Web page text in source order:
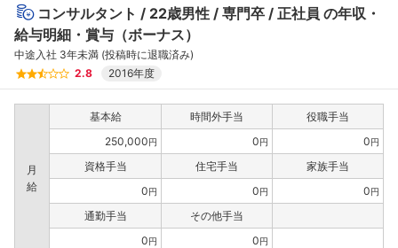
コンサルタント 22歳男性 専門卒 正社員 の年収・
給与明細・賞与（ボーナス）
中途入社 3年未満 (投稿時に退職済み)
2.8
2016年度
月
給
基本給 時間外手当
役職手当
250,000円 0円 0円
資格手当 住宅手当
家族手当
0円 0円 0円
通勤手当
その他手当
0円 0円